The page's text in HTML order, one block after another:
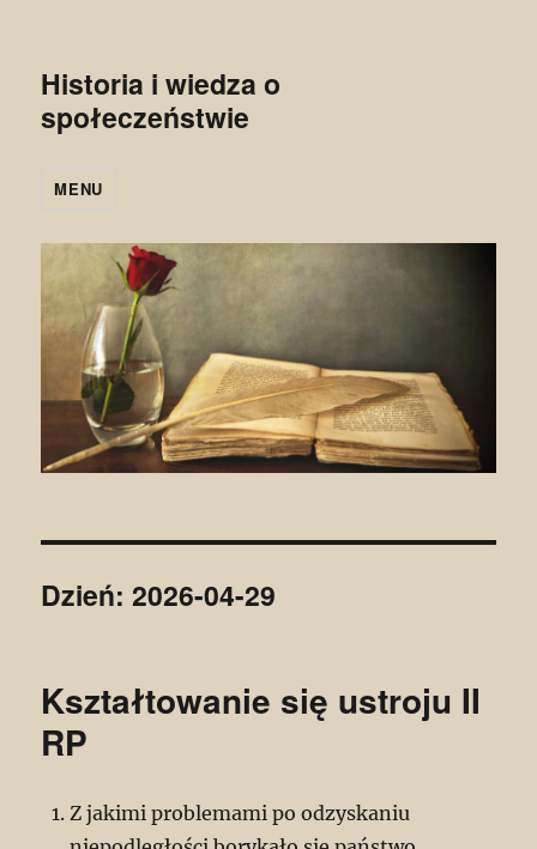
Historia i wiedza o
społeczeństwie
MENU
Dzień:2026-04-29
Kształtowanie się ustroju II
RP
Z jakimi problemami po odzyskaniu